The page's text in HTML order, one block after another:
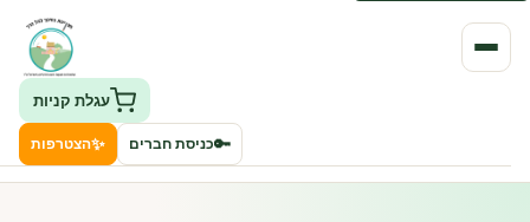
עגלת קניות
🔑כניסת חברים ✨הצטרפות